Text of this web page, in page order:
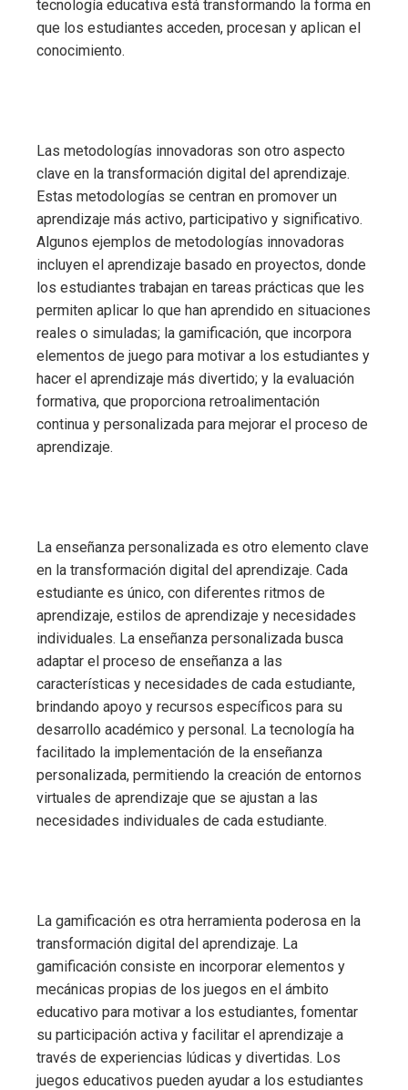
tecnología educativa está transformando la forma en
que los estudiantes acceden, procesan y aplican el
conocimiento.
Las metodologías innovadoras son otro aspecto
clave en la transformación digital del aprendizaje.
Estas metodologías se centran en promover un
aprendizaje más activo, participativo y significativo.
Algunos ejemplos de metodologías innovadoras
incluyen el aprendizaje basado en proyectos, donde
los estudiantes trabajan en tareas prácticas que les
permiten aplicar lo que han aprendido en situaciones
reales o simuladas; la gamificación, que incorpora
elementos de juego para motivar a los estudiantes y
hacer el aprendizaje más divertido; y la evaluación
formativa, que proporciona retroalimentación
continua y personalizada para mejorar el proceso de
aprendizaje.
La enseñanza personalizada es otro elemento clave
en la transformación digital del aprendizaje. Cada
estudiante es único, con diferentes ritmos de
aprendizaje, estilos de aprendizaje y necesidades
individuales. La enseñanza personalizada busca
adaptar el proceso de enseñanza a las
características y necesidades de cada estudiante,
brindando apoyo y recursos específicos para su
desarrollo académico y personal. La tecnología ha
facilitado la implementación de la enseñanza
personalizada, permitiendo la creación de entornos
virtuales de aprendizaje que se ajustan a las
necesidades individuales de cada estudiante.
La gamificación es otra herramienta poderosa en la
transformación digital del aprendizaje. La
gamificación consiste en incorporar elementos y
mecánicas propias de los juegos en el ámbito
educativo para motivar a los estudiantes, fomentar
su participación activa y facilitar el aprendizaje a
través de experiencias lúdicas y divertidas. Los
juegos educativos pueden ayudar a los estudiantes